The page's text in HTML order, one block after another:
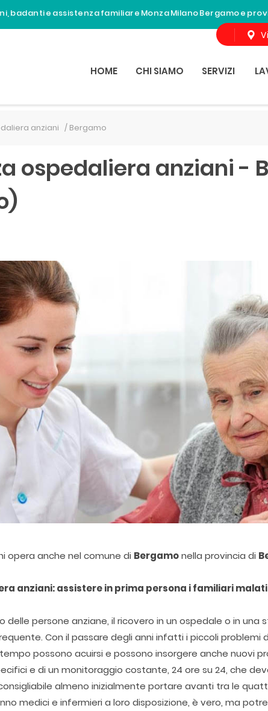
badanti e assistenza familiare Monza Milano Bergamo e
HOME CHI SIAMO SERVIZI
anziani / Bergamo
ospedaliera anziani -
opera anche nel comune di Bergamonella provincia di
anziani: assistere in prima persona i familiari malati
delle persone anziane, il ricovero in un ospedale o in
Con il passare degli anni infatti i piccoli problemi
possono acuirsi e possono insorgere anche nuovi
e di un monitoraggio costante, 24 ore su 24, che
almeno inizialmente portare avanti tra le
medici e infermieri a loro disposizione, è vero, ma